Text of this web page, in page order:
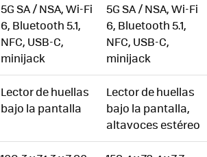
5G SA / NSA, Wi-Fi
6, Bluetooth 5.1,
NFC, USB-C,
minijack
5G SA / NSA, Wi-Fi
6, Bluetooth 5.1,
NFC, USB-C,
minijack
Lector de huellas
bajo la pantalla
Lector de huellas
bajo la pantalla,
altavoces estéreo